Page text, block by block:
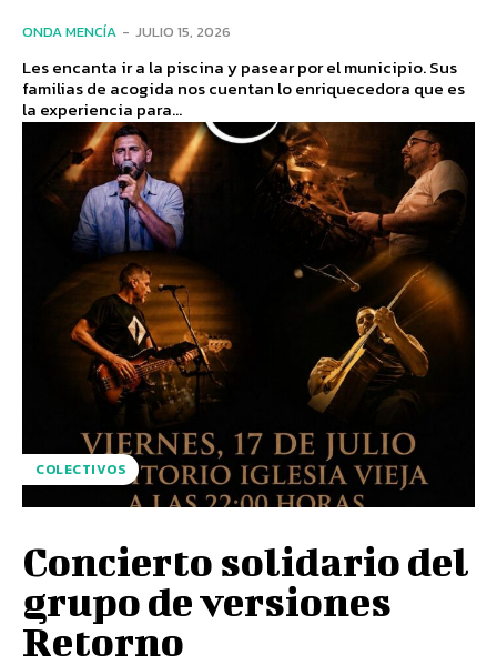
ONDA MENCÍA - JULIO 15, 2026
Les encanta ir a la piscina y pasear por el municipio. Sus
familias de acogida nos cuentan lo enriquecedora que es
la experiencia para...
COLECTIVOS
Concierto solidario del
grupo de versiones
Retorno